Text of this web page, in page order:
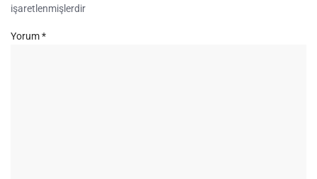
işaretlenmişlerdir
Yorum*